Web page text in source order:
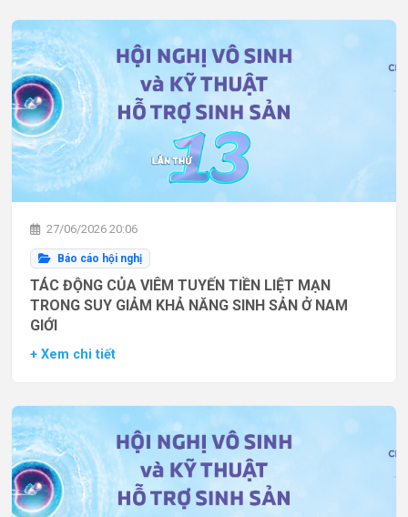
27/06/2026 20:06
Báo cáo hội nghị
TÁC ĐỘNG CỦA VIÊM TUYẾN TIỀN LIỆT MẠN
TRONG SUY GIẢM KHẢ NĂNG SINH SẢN Ở NAM
GIỚI
+ Xem chi tiết